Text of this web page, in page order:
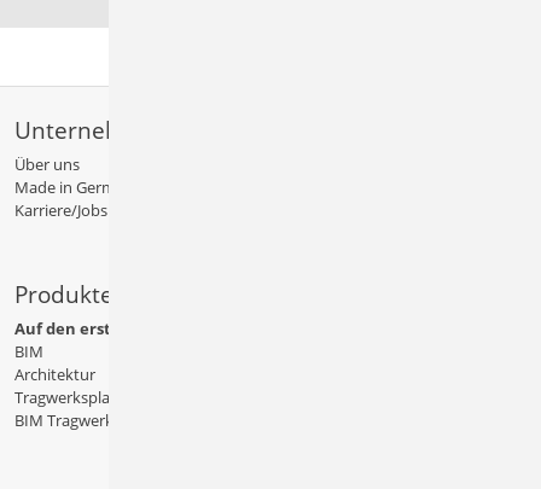
Unternehmen
Über uns
Made in Germany
Karriere/Jobs
Produkte
Auf den ersten Blick
BIM
Architektur
Tragwerksplanung
BIM Tragwerksplanung